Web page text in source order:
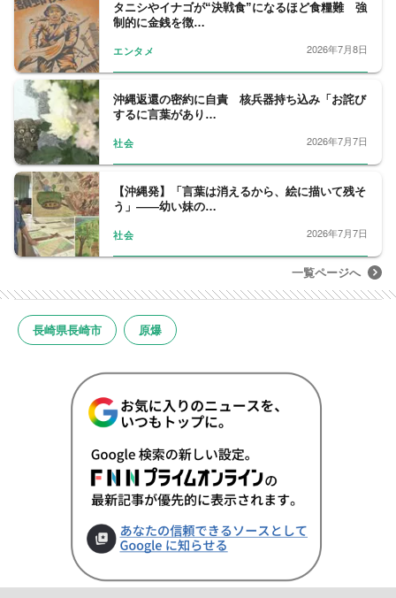
タニシやイナゴが“決戦食”になるほど食糧難 強
制的に金銭を徴…
エンタメ 2026年7月8日
沖縄返還の密約に自責 核兵器持ち込み「お詫び
するに言葉があり…
社会 2026年7月7日
【沖縄発】「言葉は消えるから、絵に描いて残そ
う」――幼い妹の…
社会 2026年7月7日
一覧ページへ
長崎県長崎市 原爆